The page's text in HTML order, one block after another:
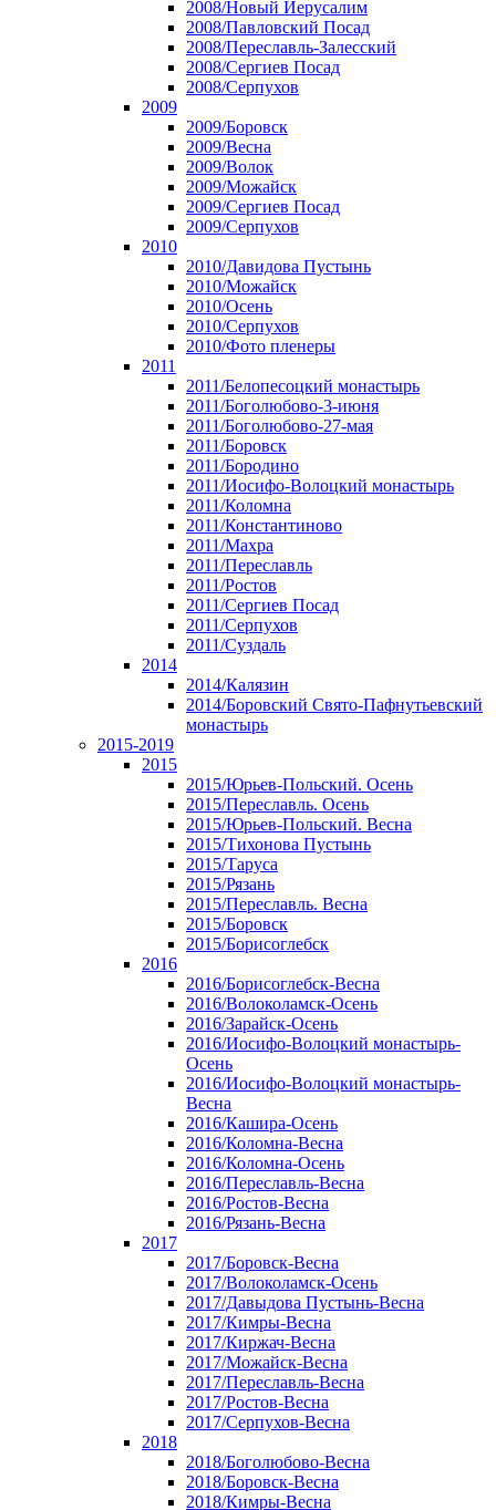
2008/Новый Иерусалим
2008/Павловский Посад
2008/Переславль-Залесский
2008/Сергиев Посад
2008/Серпухов
2009
2009/Боровск
2009/Весна
2009/Волок
2009/Можайск
2009/Сергиев Посад
2009/Серпухов
2010
2010/Давидова Пустынь
2010/Можайск
2010/Осень
2010/Серпухов
2010/Фото пленеры
2011
2011/Белопесоцкий монастырь
2011/Боголюбово-3-июня
2011/Боголюбово-27-мая
2011/Боровск
2011/Бородино
2011/Иосифо-Волоцкий монастырь
2011/Коломна
2011/Константиново
2011/Махра
2011/Переславль
2011/Ростов
2011/Сергиев Посад
2011/Серпухов
2011/Суздаль
2014
2014/Калязин
2014/Боровский Свято-Пафнутьевский
монастырь
2015-2019
2015
2015/Юрьев-Польский. Осень
2015/Переславль. Осень
2015/Юрьев-Польский. Весна
2015/Тихонова Пустынь
2015/Таруса
2015/Рязань
2015/Переславль. Весна
2015/Боровск
2015/Борисоглебск
2016
2016/Борисоглебск-Весна
2016/Волоколамск-Осень
2016/Зарайск-Осень
2016/Иосифо-Волоцкий монастырь-
Осень
2016/Иосифо-Волоцкий монастырь-
Весна
2016/Кашира-Осень
2016/Коломна-Весна
2016/Коломна-Осень
2016/Переславль-Весна
2016/Ростов-Весна
2016/Рязань-Весна
2017
2017/Боровск-Весна
2017/Волоколамск-Осень
2017/Давыдова Пустынь-Весна
2017/Кимры-Весна
2017/Киржач-Весна
2017/Можайск-Весна
2017/Переславль-Весна
2017/Ростов-Весна
2017/Серпухов-Весна
2018
2018/Боголюбово-Весна
2018/Боровск-Весна
2018/Кимры-Весна